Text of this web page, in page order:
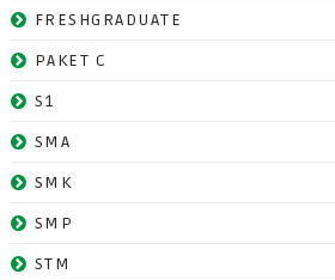
FRESHGRADUATE
PAKET C
S1
SMA
SMK
SMP
STM